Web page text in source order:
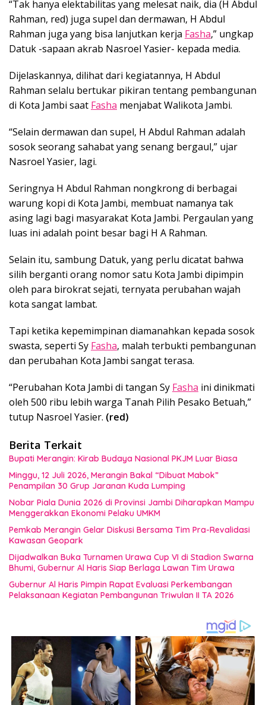
“Tak hanya elektabilitas yang melesat naik, dia (H Abdul
Rahman, red) juga supel dan dermawan, H Abdul
Rahman juga yang bisa lanjutkan kerja Fasha,” ungkap
Datuk -sapaan akrab Nasroel Yasier- kepada media.
Dijelaskannya, dilihat dari kegiatannya, H Abdul
Rahman selalu bertukar pikiran tentang pembangunan
di Kota Jambi saat Fasha menjabat Walikota Jambi.
“Selain dermawan dan supel, H Abdul Rahman adalah
sosok seorang sahabat yang senang bergaul,” ujar
Nasroel Yasier, lagi.
Seringnya H Abdul Rahman nongkrong di berbagai
warung kopi di Kota Jambi, membuat namanya tak
asing lagi bagi masyarakat Kota Jambi. Pergaulan yang
luas ini adalah point besar bagi H A Rahman.
Selain itu, sambung Datuk, yang perlu dicatat bahwa
silih berganti orang nomor satu Kota Jambi dipimpin
oleh para birokrat sejati, ternyata perubahan wajah
kota sangat lambat.
Tapi ketika kepemimpinan diamanahkan kepada sosok
swasta, seperti Sy Fasha, malah terbukti pembangunan
dan perubahan Kota Jambi sangat terasa.
“Perubahan Kota Jambi di tangan Sy Fasha ini dinikmati
oleh 500 ribu lebih warga Tanah Pilih Pesako Betuah,”
tutup Nasroel Yasier. (red)
Berita Terkait
Bupati Merangin: Kirab Budaya Nasional PKJM Luar Biasa
Minggu, 12 Juli 2026, Merangin Bakal “Dibuat Mabok”
Penampilan 30 Grup Jaranan Kuda Lumping
Nobar Piala Dunia 2026 di Provinsi Jambi Diharapkan Mampu
Menggerakkan Ekonomi Pelaku UMKM
Pemkab Merangin Gelar Diskusi Bersama Tim Pra-Revalidasi
Kawasan Geopark
Dijadwalkan Buka Turnamen Urawa Cup VI di Stadion Swarna
Bhumi, Gubernur Al Haris Siap Berlaga Lawan Tim Urawa
Gubernur Al Haris Pimpin Rapat Evaluasi Perkembangan
Pelaksanaan Kegiatan Pembangunan Triwulan II TA 2026